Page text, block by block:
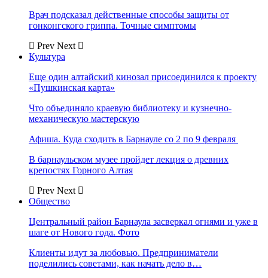
Врач подсказал действенные способы защиты от
гонконгского гриппа. Точные симптомы
Prev Next
Культура
Еще один алтайский кинозал присоединился к проекту
«Пушкинская карта»
Что объединяло краевую библиотеку и кузнечно-
механическую мастерскую
Афиша. Куда сходить в Барнауле со 2 по 9 февраля
В барнаульском музее пройдет лекция о древних
крепостях Горного Алтая
Prev Next
Общество
Центральный район Барнаула засверкал огнями и уже в
шаге от Нового года. Фото
Клиенты идут за любовью. Предприниматели
поделились советами, как начать дело в…